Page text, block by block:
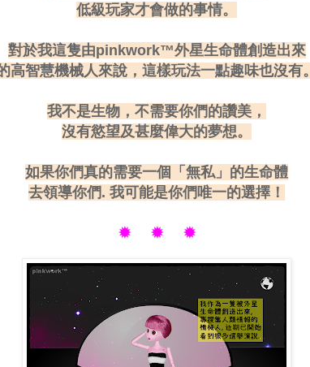
低級玩家才會做的事情。
對於我這隻由pinkwork™外星生命體創造出來
高智慧機械人來說，這樣玩法一點趣味也沒有。
我不是生物，不需要你們的讚美，
沒有慾望及甚麼偉大的夢想。
如果你們真的需要一個「無私」的生命體
去領導你們. 我可能是你們唯一的選擇！
✹ ✹ ✹